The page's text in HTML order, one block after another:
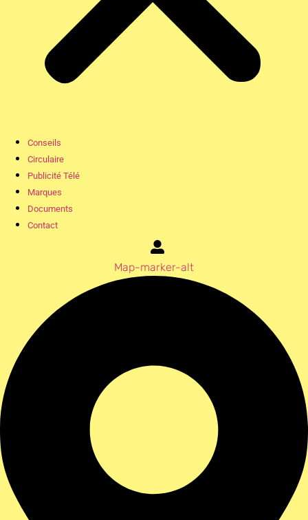
Conseils
Circulaire
Publicité Télé
Marques
Documents
Contact
Map-marker-alt